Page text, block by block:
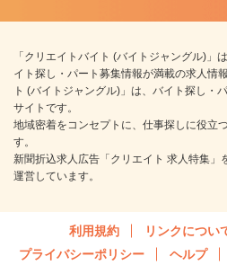
「クリエイトバイト (バイトジャングル)」
イト探し・パート募集情報が満載の求人情
ト (バイトジャングル)」は、バイト探し・
サイトです。
地域密着をコンセプトに、仕事探しに役立
す。
新聞折込求人広告「クリエイト 求人特集」
運営しています。
利用規約 リンクについ
プライバシーポリシー
ヘルプ